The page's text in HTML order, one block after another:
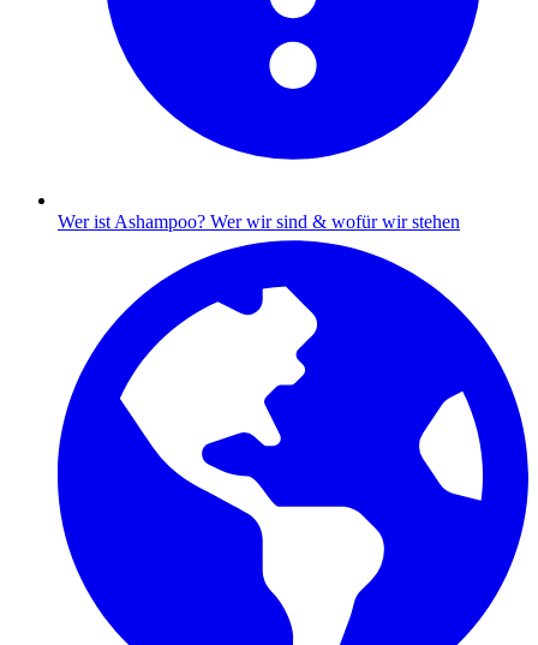
Wer ist Ashampoo? Wer wir sind & wofür wir stehen